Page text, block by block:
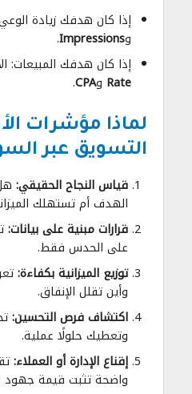
إذا كان هدفك زيادة
وImpressions
.
إذا كان هدفك المبيعات:
Rate وCPA
.
لماذا مؤشرات
التسويق عبر
قياس النجاح الحقيقي:
الهدف أم تستهلك
قرارات مبنية على بيانات:
على الحدس فقط.
توزيع الميزانية بكفاءة:
وأين تقلل الإنفاق.
اكتشاف فرص التحسين:
وتعطيك حلولًا عملية.
إقناع الإدارة أو العملاء:
واضحة تثبت قيمة جهود